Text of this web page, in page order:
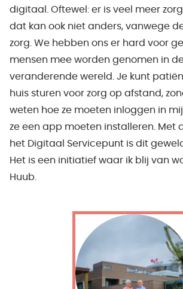
digitaal. Oftewel: er is veel meer
dat kan ook niet anders, vanwege
zorg. We hebben ons er hard voor
mensen mee worden genomen in
veranderende wereld. Je kunt
huis sturen voor zorg op afstand,
weten hoe ze moeten inloggen in
ze een app moeten installeren. Met
het Digitaal Servicepunt is dit
Het is een initiatief waar ik blij van
Huub.